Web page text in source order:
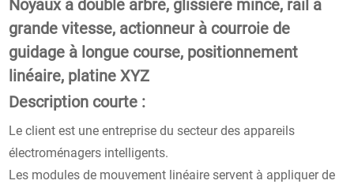
Noyaux à double arbre, glissière mince, rail à
grande vitesse, actionneur à courroie de
guidage à longue course, positionnement
linéaire, platine XYZ
Description courte :
Le client est une entreprise du secteur des appareils
électroménagers intelligents.
Les modules de mouvement linéaire servent à appliquer de